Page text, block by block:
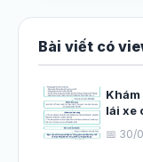
Bài viết có
lái xe
📅 30/